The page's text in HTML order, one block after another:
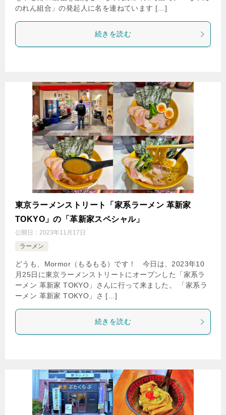
のれん組合」の発起人に名を連ねています […]
続きを読む
東京ラーメンストリート「家系ラーメン 革新家
TOKYO」の「革新家スペシャル」
公開日： 2023年11月17日
ラーメン
どうも、Mormor（もるもる）です！ 今日は、2023年10
月25日に東京ラーメンストリートにオープンした「家系ラ
ーメン 革新家 TOKYO」さんに行って来ました。 「家系ラ
ーメン 革新家 TOKYO」さ […]
続きを読む